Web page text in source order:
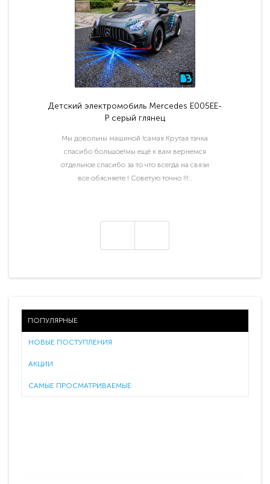
Детский электромобиль Mercedes E005EE-
P серый глянец
Мы довольны машиной !самая Крутая тачка
спасибо большое!мы ещё к вам вернемся
отдельное спасибо за то что всегда на связи
все обясняете ! Советую точно !!!..
ПОПУЛЯРНЫЕ
НОВЫЕ ПОСТУПЛЕНИЯ
АКЦИИ
САМЫЕ ПРОСМАТРИВАЕМЫЕ